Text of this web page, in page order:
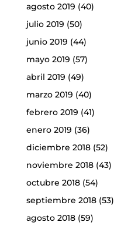
agosto 2019 (40)
julio 2019 (50)
junio 2019 (44)
mayo 2019 (57)
abril 2019 (49)
marzo 2019 (40)
febrero 2019 (41)
enero 2019 (36)
diciembre 2018(52)
noviembre 2018(43)
octubre 2018(54)
septiembre 2018(53)
agosto 2018(59)